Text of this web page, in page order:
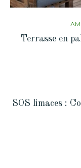
Terrasse en
SOS limaces :